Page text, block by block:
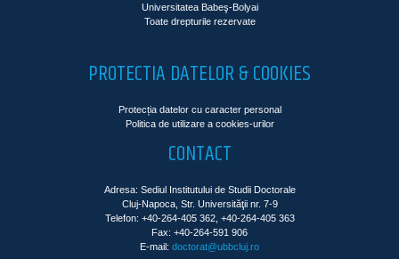
Universitatea Babeş-Bolyai
Toate drepturile rezervate
PROTECTIA DATELOR & COOKIES
Protecția datelor cu caracter personal
Politica de utilizare a cookies-urilor
CONTACT
Adresa: Sediul Institutului de Studii Doctorale
Cluj-Napoca, Str. Universităţii nr. 7-9
Telefon: +40-264-405 362, +40-264-405 363
Fax: +40-264-591 906
E-mail: doctorat@ubbcluj.ro